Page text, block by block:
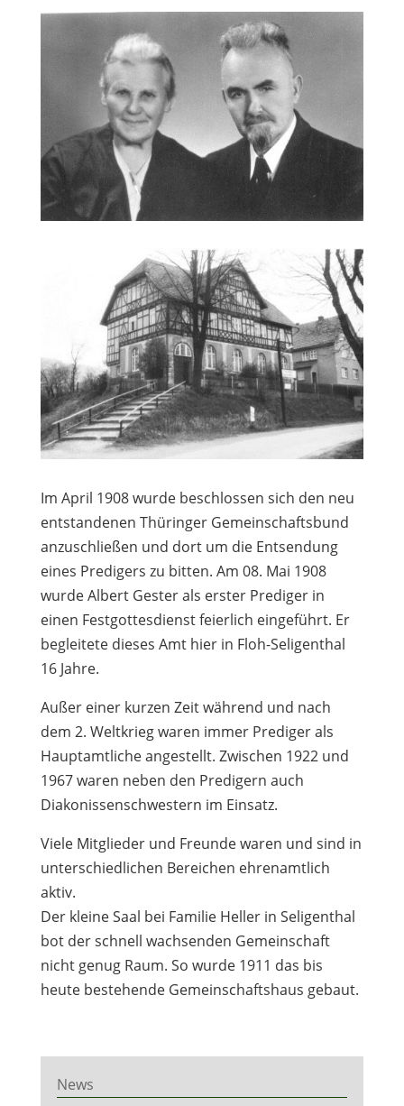
Im April 1908 wurde beschlossen sich den neu
entstandenen Thüringer Gemeinschaftsbund
anzuschließen und dort um die Entsendung
eines Predigers zu bitten. Am 08. Mai 1908
wurde Albert Gester als erster Prediger in
einen Festgottesdienst feierlich eingeführt. Er
begleitete dieses Amt hier in Floh-Seligenthal
16 Jahre.
Außer einer kurzen Zeit während und nach
dem 2. Weltkrieg waren immer Prediger als
Hauptamtliche angestellt. Zwischen 1922 und
1967 waren neben den Predigern auch
Diakonissenschwestern im Einsatz.
Viele Mitglieder und Freunde waren und sind in
unterschiedlichen Bereichen ehrenamtlich
aktiv.
Der kleine Saal bei Familie Heller in Seligenthal
bot der schnell wachsenden Gemeinschaft
nicht genug Raum. So wurde 1911 das bis
heute bestehende Gemeinschaftshaus gebaut.
News